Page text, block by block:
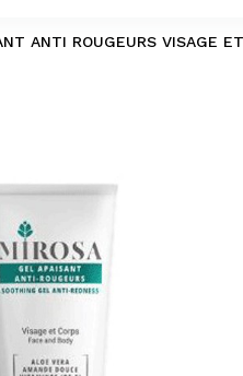
ANTI ROUGEURS VISAGE